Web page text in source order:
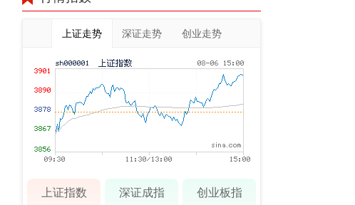
上证走势 深证走势 创业走势
上证指数 深证成指 创业板指